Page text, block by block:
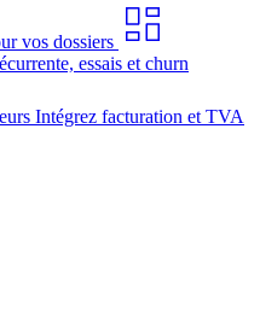
vos dossiers
essais et churn
Intégrez facturation et TVA